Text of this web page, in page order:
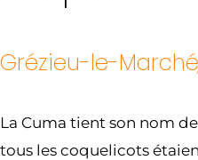
Grézieu-le-Marché
La Cuma tient son nom de
tous les coquelicots